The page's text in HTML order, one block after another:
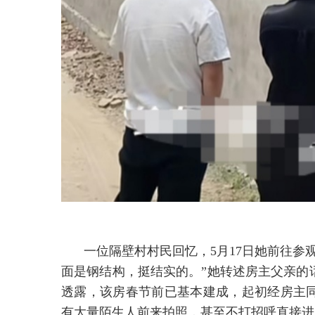
一位隔壁村村民回忆，5月17日她前往参
面是钢结构，挺结实的。”她转述房主父亲
透露，该房春节前已基本建成，起初经房主